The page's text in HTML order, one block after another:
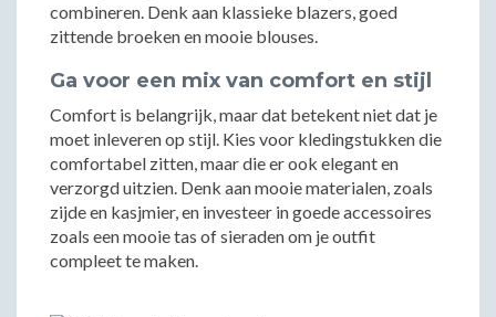
combineren. Denk aan klassieke blazers, goed
zittende broeken en mooie blouses.
Ga voor een mix van comfort en stijl
Comfort is belangrijk, maar dat betekent niet dat je
moet inleveren op stijl. Kies voor kledingstukken die
comfortabel zitten, maar die er ook elegant en
verzorgd uitzien. Denk aan mooie materialen, zoals
zijde en kasjmier, en investeer in goede accessoires
zoals een mooie tas of sieraden om je outfit
compleet te maken.